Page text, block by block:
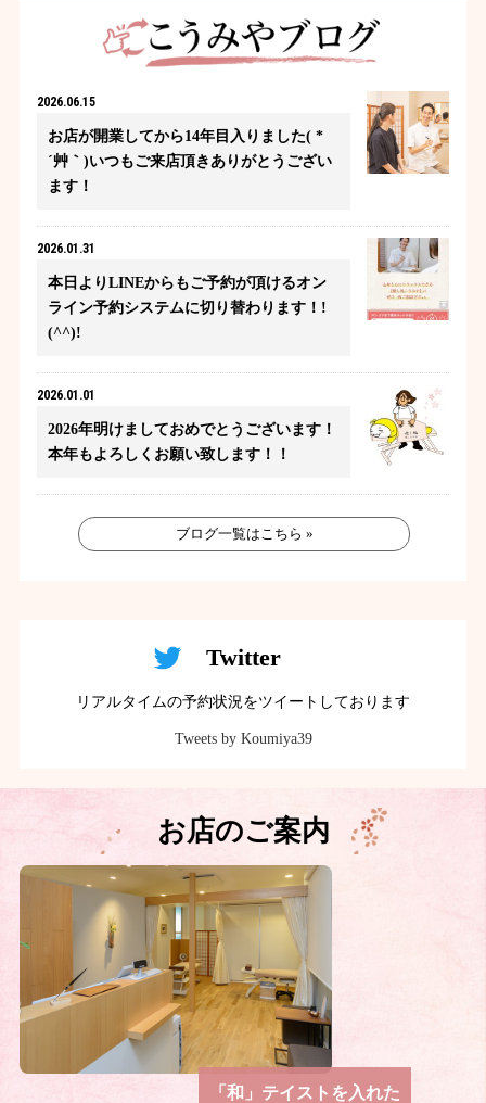
2026.06.15
お店が開業してから14年目入りました( *
´艸｀)いつもご来店頂きありがとうござい
ます！
2026.01.31
本日よりLINEからもご予約が頂けるオン
ライン予約システムに切り替わります！!
(^^)!
2026.01.01
2026年明けましておめでとうございます！
本年もよろしくお願い致します！！
ブログ一覧はこちら »
Twitter
リアルタイムの予約状況をツイートしております
Tweets by Koumiya39
お店のご案内
「和」テイストを入れた